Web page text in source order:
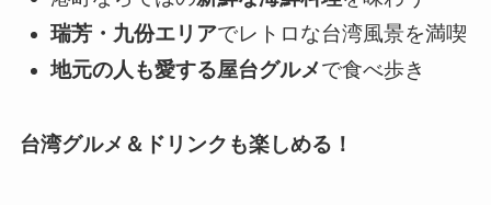
瑞芳・九份エリアでレトロな台湾風景を満喫
地元の人も愛する屋台グルメで食べ歩き
台湾グルメ＆ドリンクも楽しめる！